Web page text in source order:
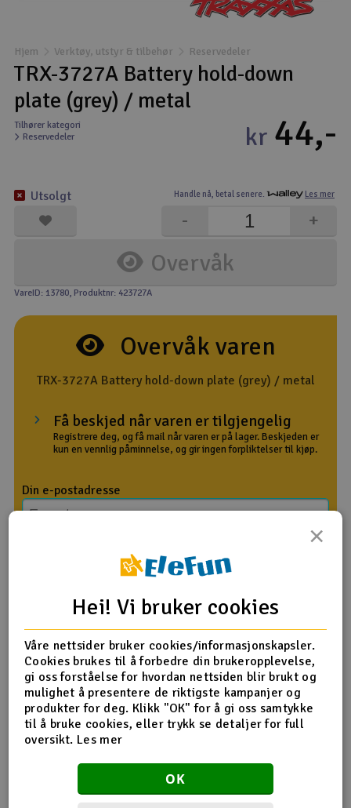
Droner
Droner for FPV
Fly
Helikopter
Kamerautstyr
Modellbygging, LEGO & byggesett
Modelljernbane
Motor & tilbehør
Outlet
Radioutstyr
Smarthjem, lek & hobby
Sparkesykler & elkjøretøy
Verktøy, utstyr & tilbehør
Gavekort
Hjem Verktøy, utstyr & tilbehør Reservedeler
TRX-3727A Battery hold-down
plate (grey) / metal
Tilhører kategori
Reservedeler
Handle nå, betal senere. Les mer
kr 44,-
Overvåk
+
-
Utsolgt
VareID: 13780, Produktnr: 423727A
Overvåk varen
TRX-3727A Battery hold-down plate (grey) / metal
Få beskjed når varen er tilgjengelig
Registrere deg, og få mail når varen er på lager. Beskjeden er
kun en vennlig påminnelse, og gir ingen forpliktelser til kjøp.
Din e-postadresse
Gi meg beskjed
Produktinfo Tips en venn Anmeldelser
×
Hei! Vi bruker cookies
Våre nettsider bruker cookies/informasjonskapsler.
Cookies brukes til å forbedre din brukeropplevelse,
gi oss forståelse for hvordan nettsiden blir brukt og
mulighet å presentere de riktigste kampanjer og
produkter for deg. Klikk "OK" for å gi oss samtykke
til å bruke cookies, eller trykk se detaljer for full
oversikt. Les mer
OK